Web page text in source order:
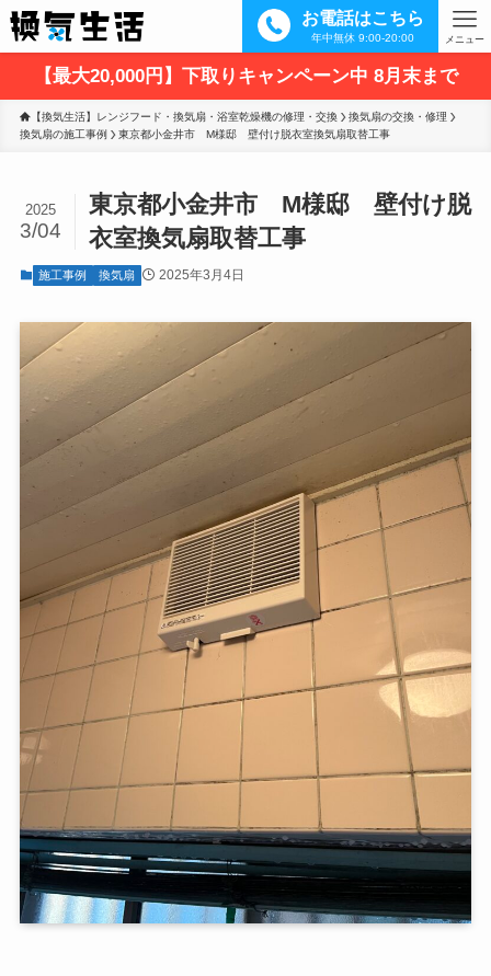
お電話はこちら
年中無休 9:00-20:00 メニュー
【最大20,000円】下取りキャンペーン中 8月末まで
【換気生活】レンジフード・換気扇・浴室乾燥機の修理・交換
換気扇の交換・修理
換気扇の施工事例
東京都小金井市　M様邸　壁付け脱衣室換気扇取替工事
東京都小金井市 M様邸 壁付け脱
衣室換気扇取替工事
2025
3/04
施工事例 換気扇 2025年3月4日